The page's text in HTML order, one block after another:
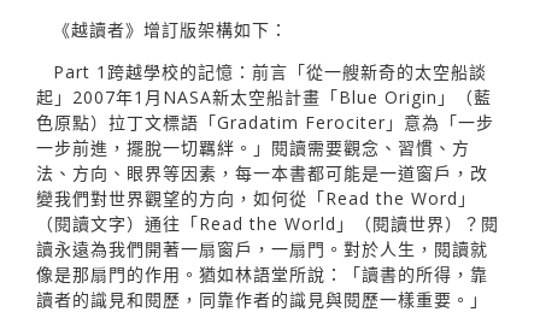
《越讀者》增訂版架構如下：
Part 1跨越學校的記憶：前言「從一艘新奇的太空船談
起」2007年1月NASA新太空船計畫「Blue Origin」（藍
色原點）拉丁文標語「Gradatim Ferociter」意為「一步
一步前進，擺脫一切羈絆。」閱讀需要觀念、習慣、方
法、方向、眼界等因素，每一本書都可能是一道窗戶，改
變我們對世界觀望的方向，如何從「Read the Word」
（閱讀文字）通往「Read the World」（閱讀世界）？閱
讀永遠為我們開著一扇窗戶，一扇門。對於人生，閱讀就
像是那扇門的作用。猶如林語堂所說：「讀書的所得，靠
讀者的識見和閱歷，同靠作者的識見與閱歷一樣重要。」